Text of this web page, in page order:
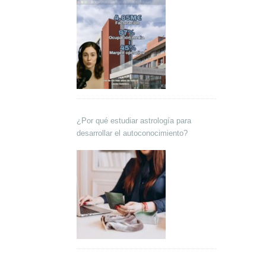
¿Por qué estudiar astrología para
desarrollar el autoconocimiento?